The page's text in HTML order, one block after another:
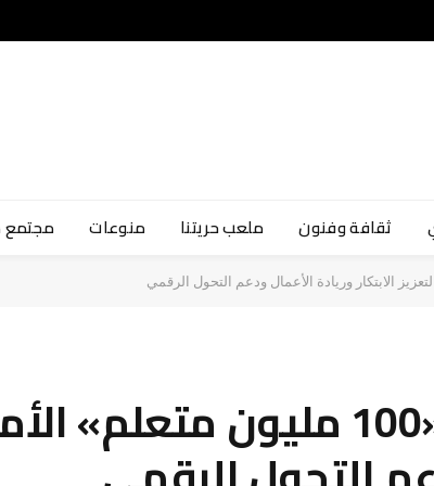
ثقافة وفنون ملعب حريتنا منوعات
مصر تدرس إطلاق مبادرة «100